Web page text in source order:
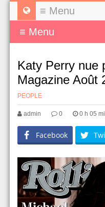
Katy Perry nue
Magazine Août
PEOPLE
admin 0 0 h 05
Facebook